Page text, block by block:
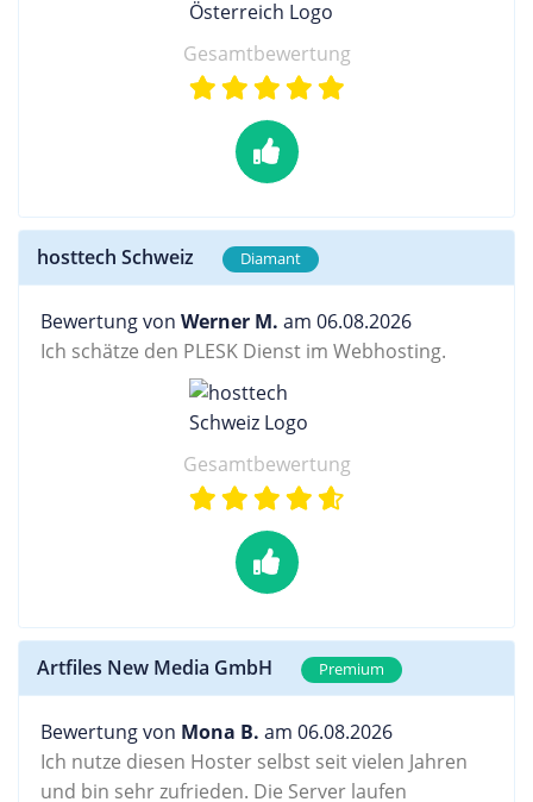
Gesamtbewertung
hosttech Schweiz Diamant
Bewertung von Werner M. am 06.08.2026
Ich schätze den PLESK Dienst im Webhosting.
Gesamtbewertung
Artfiles New Media GmbH Premium
Bewertung von Mona B. am 06.08.2026
Ich nutze diesen Hoster selbst seit vielen Jahren
und bin sehr zufrieden. Die Server laufen